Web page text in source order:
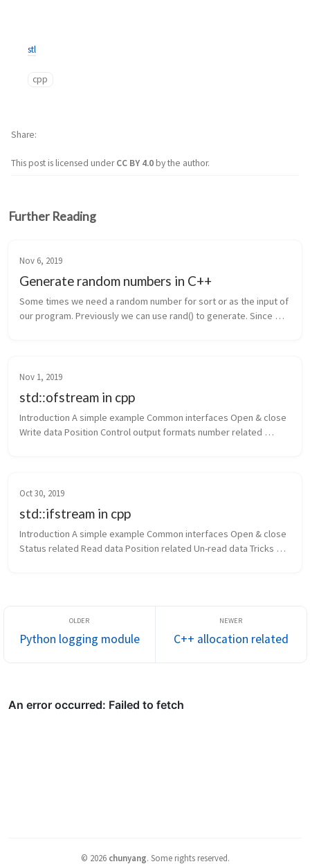
stl
cpp
This post is licensed underCC BY 4.0by the author.
Share
Further Reading
Nov 6, 2019
Generate random numbers in C++
Some times we need a random number for sort or as the input of
our program. Previously we can use rand() to generate. Since
Nov 1, 2019
std::ofstream in cpp
Introduction A simple example Common interfaces Open & close
Write data Position Control output formats number related
Oct 30, 2019
std::ifstream in cpp
Introduction A simple example Common interfaces Open & close
Status related Read data Position related Un-read data Tricks
Python logging module C++ allocation related
© 2026 chunyang. Some rights reserved.